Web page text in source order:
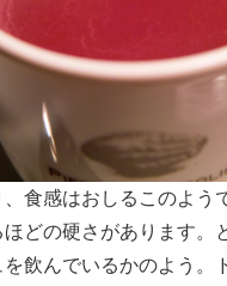
食感はおしるこのよう
ほどの硬さがあります。
飲んでいるかのよう。